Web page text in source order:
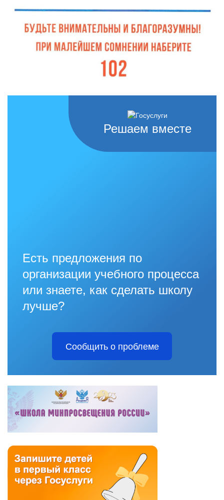
Решаем вместе
Есть предложения по
организации учебного процесса
или знаете, как сделать школу
лучше?
Сообщить о проблеме